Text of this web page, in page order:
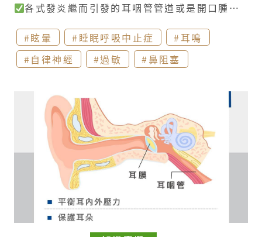
各式發炎繼而引發的耳咽管管道或是開口腫
脹、堵塞等情況，是門診常見造成阻塞性耳咽管
異常的原因！如上呼吸道感染(感冒)、鼻過敏(鼻
甲肥大、鼻息肉)、胃食道逆流的胃酸、膽汁、蛋
先天或後天的結構異常因而造成耳咽管位
於鼻腔後部開口堵塞，也是阻塞型耳咽管功能無
法正常運作的源頭！如小兒鼻咽腺樣體肥大(反覆
中耳炎、中耳積液)、唐氏症或顎裂患者、鼻咽腫
瘤(鼻咽癌)​ ​
少數情況，耳咽管功能異常則是管
道太暢通而關不起來​
有回音，可以明顯聽到自己的呼吸音。主要肇因
於耳咽管周遭脂肪組織減少、耳咽管內黏膜脫水
#眩暈 #睡眠呼吸中止症
#耳鳴
#自律神經
#過敏 #鼻阻塞